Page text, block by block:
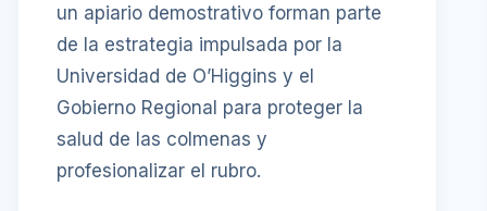
un apiario demostrativo forman parte
de la estrategia impulsada por la
Universidad de O’Higgins y el
Gobierno Regional para proteger la
salud de las colmenas y
profesionalizar el rubro.